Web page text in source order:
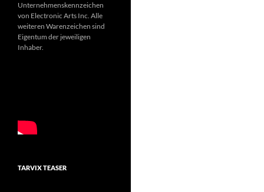
Unternehmenskennzeichen
von Electronic Arts Inc. Alle
weiteren Warenzeichen sind
Eigentum der jeweiligen
Inhaber.
TARVIX TEASER